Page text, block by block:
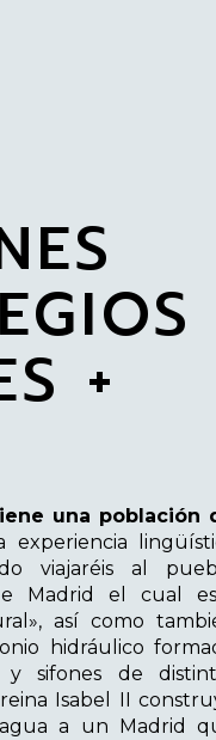
+
una población
experiencia
viajaréis al
Madrid el cual
así como
hidráulico
y sifones de
Isabel II
a un Madrid